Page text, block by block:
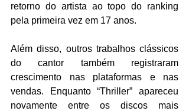
retorno do artista ao topo do ranking
pela primeira vez em 17 anos.
Além disso, outros trabalhos clássicos
do cantor também registraram
crescimento nas plataformas e nas
vendas. Enquanto “Thriller” apareceu
novamente entre os discos mais